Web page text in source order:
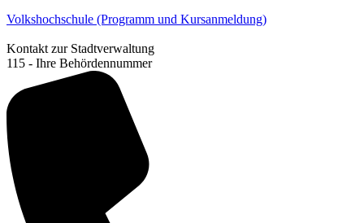
Volkshochschule (Programm und Kursanmeldung)
Kontakt zur Stadtverwaltung
115 - Ihre Behördennummer